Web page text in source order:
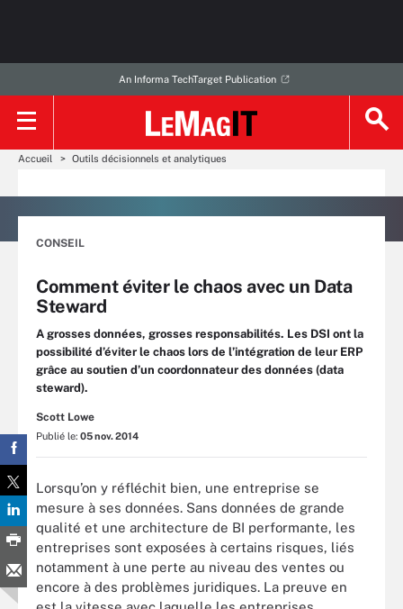
An Informa TechTarget Publication
Accueil Outils décisionnels et analytiques
CONSEIL
Comment éviter le chaos avec un Data
Steward
A grosses données, grosses responsabilités. Les DSI ont la
possibilité d’éviter le chaos lors de l’intégration de leur ERP
grâce au soutien d’un coordonnateur des données (data
steward).
Scott Lowe
Publié le: 05 nov. 2014
Lorsqu’on y réfléchit bien, une entreprise se
mesure à ses données. Sans données de grande
qualité et une architecture de BI performante, les
entreprises sont exposées à certains risques, liés
notamment à une perte au niveau des ventes ou
encore à des problèmes juridiques. La preuve en